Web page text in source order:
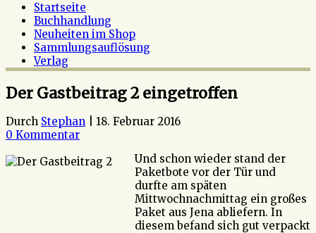
Startseite
Buchhandlung
Neuheiten im Shop
Sammlungsauflösung
Verlag
Der Gastbeitrag 2 eingetroffen
Durch Stephan
18. Februar 2016
0 Kommentar
Und schon wieder stand der
Paketbote vor der Tür und
durfte am späten
Mittwochnachmittag ein großes
Paket aus Jena abliefern. In
diesem befand sich gut verpackt